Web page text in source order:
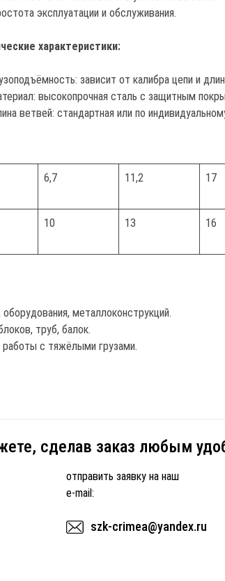
эксплуатации и обслуживания.
характеристики:
зависит от калибра цепи и
высокопрочная сталь с защитным
ветвей: стандартная или по
6,7 11,2 17
10 13 16
металлоконструкций.
труб, балок.
с тяжёлыми грузами.
сделав заказ любым
отправить заявку на наш
e-mail:
szk-crimea@yandex.ru